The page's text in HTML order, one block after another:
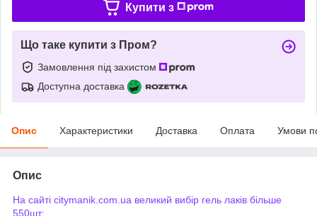
Купити з
Що таке купити з Пром?
Замовлення під захистом
Доступна доставка
Опис Характеристики Доставка Оплата Умови
Опис
На сайті citymanik.com.ua великий вибір гель лаків більше
550шт: